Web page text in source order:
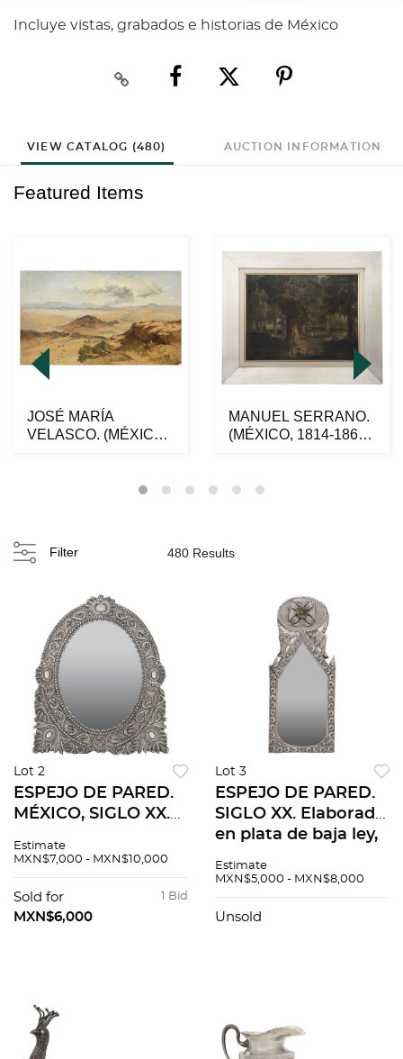
Incluye vistas, grabados e historias de México
VIEW CATALOG (480) AUCTION INFORMATION
Featured Items
JOSÉ MARÍA
VELASCO. (MÉXICO,
MANUEL SERRANO.
(MÉXICO, 1814-1867).
Filter 480 Results
Lot 2
ESPEJO DE PARED.
MÉXICO, SIGLO XX.
camisa de plata,
repujada sobre
marco de madera
Estimate
MXN$7,000 - MXN$10,000
1 Bid
Sold for
MXN$6,000
Lot 3
ESPEJO DE PARED.
SIGLO XX. Elaborado
en plata de baja ley,
cincelada y repujada
58 x 25 cm.
Estimate
MXN$5,000 - MXN$8,000
Unsold